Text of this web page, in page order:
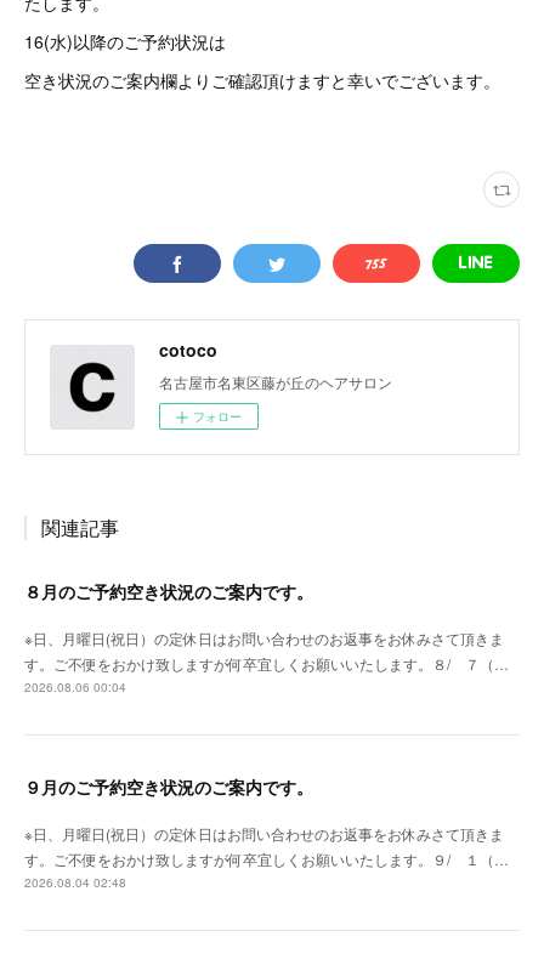
16(水)以降のご予約状況は
空き状況のご案内欄よりご確認頂けますと幸いでございます。
cotoco
名古屋市名東区藤が丘のヘアサロン
フォロー
関連記事
８月のご予約空き状況のご案内です。
※日、月曜日(祝日）の定休日はお問い合わせのお返事をお休みさて頂きま
す。ご不便をおかけ致しますが何卒宜しくお願いいたします。８/ ７（…
2026.08.06 00:04
９月のご予約空き状況のご案内です。
※日、月曜日(祝日）の定休日はお問い合わせのお返事をお休みさて頂きま
す。ご不便をおかけ致しますが何卒宜しくお願いいたします。９/ １（…
2026.08.04 02:48